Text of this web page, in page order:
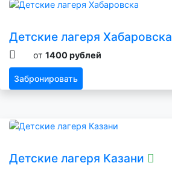
Детские лагеря Хабаровска
от 1400 рублей
Забронировать
Детские лагеря Казани